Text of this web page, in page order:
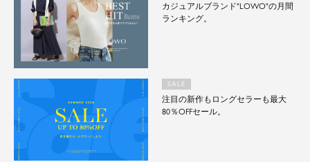
カジュアルブランド"LOWO"の月間
ランキング。
SALE
注目の新作もロングセラーも最大
80％OFFセール。